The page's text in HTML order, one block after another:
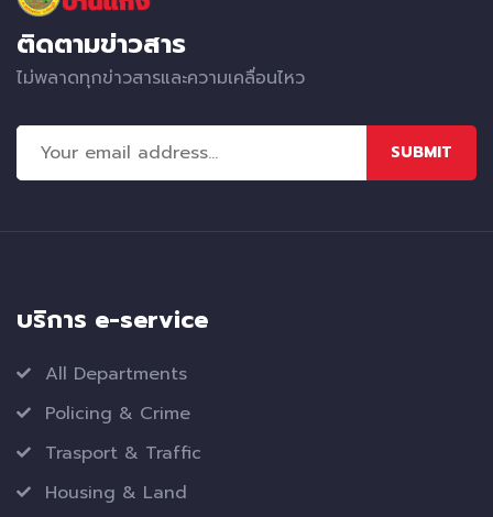
ติดตามข่าวสาร
ไม่พลาดทุกข่าวสารและความเคลื่อนไหว
SUBMIT
บริการ e-service
All Departments
Policing & Crime
Trasport & Traffic
Housing & Land